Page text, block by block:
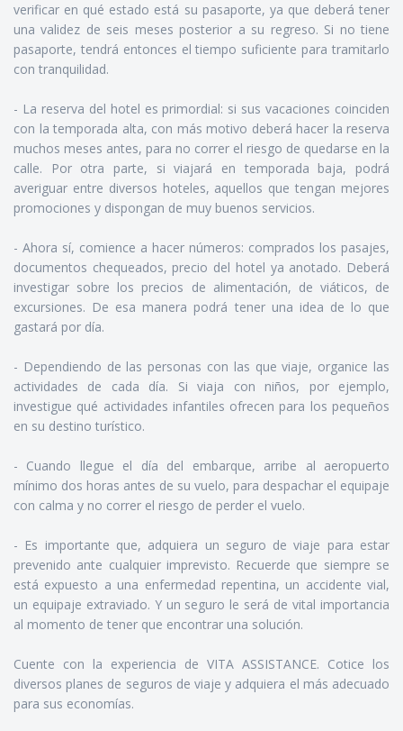
verificar en qué estado está su pasaporte, ya que deberá tener
una validez de seis meses posterior a su regreso. Si no tiene
pasaporte, tendrá entonces el tiempo suficiente para tramitarlo
con tranquilidad.
- La reserva del hotel es primordial: si sus vacaciones coinciden
con la temporada alta, con más motivo deberá hacer la reserva
muchos meses antes, para no correr el riesgo de quedarse en la
calle. Por otra parte, si viajará en temporada baja, podrá
averiguar entre diversos hoteles, aquellos que tengan mejores
promociones y dispongan de muy buenos servicios.
- Ahora sí, comience a hacer números: comprados los pasajes,
documentos chequeados, precio del hotel ya anotado. Deberá
investigar sobre los precios de alimentación, de viáticos, de
excursiones. De esa manera podrá tener una idea de lo que
gastará por día.
- Dependiendo de las personas con las que viaje, organice las
actividades de cada día. Si viaja con niños, por ejemplo,
investigue qué actividades infantiles ofrecen para los pequeños
en su destino turístico.
- Cuando llegue el día del embarque, arribe al aeropuerto
mínimo dos horas antes de su vuelo, para despachar el equipaje
con calma y no correr el riesgo de perder el vuelo.
- Es importante que, adquiera un seguro de viaje para estar
prevenido ante cualquier imprevisto. Recuerde que siempre se
está expuesto a una enfermedad repentina, un accidente vial,
un equipaje extraviado. Y un seguro le será de vital importancia
al momento de tener que encontrar una solución.
Cuente con la experiencia de VITA ASSISTANCE. Cotice los
diversos planes de seguros de viaje y adquiera el más adecuado
para sus economías.